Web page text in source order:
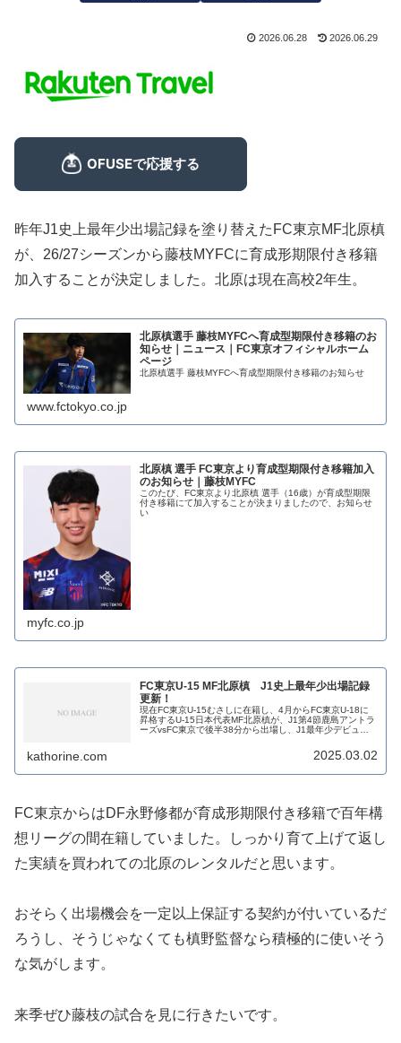
2026.06.28 2026.06.29
昨年J1史上最年少出場記録を塗り替えたFC東京MF北原槙
が、26/27シーズンから藤枝MYFCに育成形期限付き移籍
加入することが決定しました。北原は現在高校2年生。
北原槙選手 藤枝MYFCへ育成型期限付き移籍のお
知らせ｜ニュース｜FC東京オフィシャルホーム
ページ
北原槙選手 藤枝MYFCへ育成型期限付き移籍のお知らせ
www.fctokyo.co.jp
北原槙 選手 FC東京より育成型期限付き移籍加入
のお知らせ｜藤枝MYFC
このたび、FC東京より北原槙 選手（16歳）が育成型期限
付き移籍にて加入することが決まりましたので、お知らせ
い
myfc.co.jp
FC東京U-15 MF北原槙 J1史上最年少出場記録
更新！
現在FC東京U-15むさしに在籍し、4月からFC東京U-18に
昇格するU-15日本代表MF北原槙が、J1第4節鹿島アントラ
ーズvsFC東京で後半38分から出場し、J1最年少デビュー
kathorine.com 2025.03.02
FC東京からはDF永野修都が育成形期限付き移籍で百年構
想リーグの間在籍していました。しっかり育て上げて返し
た実績を買われての北原のレンタルだと思います。
おそらく出場機会を一定以上保証する契約が付いているだ
ろうし、そうじゃなくても槙野監督なら積極的に使いそう
な気がします。
来季ぜひ藤枝の試合を見に行きたいです。